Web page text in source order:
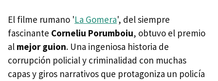
El filme rumano 'La Gomera', del siempre
fascinante Corneliu Porumboiu, obtuvo el premio
al mejor guion. Una ingeniosa historia de
corrupción policial y criminalidad con muchas
capas y giros narrativos que protagoniza un policía